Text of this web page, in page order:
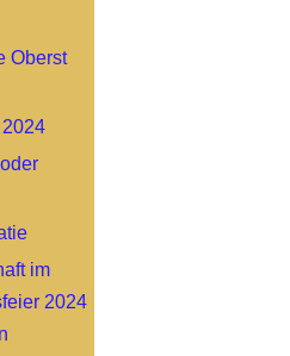
Oberst
im
2024